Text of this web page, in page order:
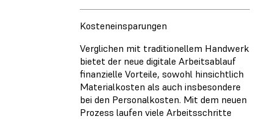
Kosteneinsparungen
Verglichen mit traditionellem Handwerk
bietet der neue digitale Arbeitsablauf
finanzielle Vorteile, sowohl hinsichtlich
Materialkosten als auch insbesondere
bei den Personalkosten. Mit dem neuen
Prozess laufen viele Arbeitsschritte